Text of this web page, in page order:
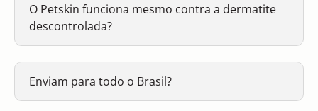
O Petskin funciona mesmo contra a dermatite
descontrolada?
Enviam para todo o Brasil?